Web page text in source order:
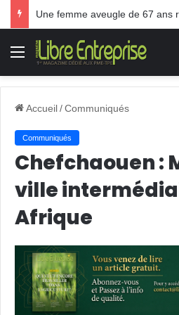
Menu
Accueil/Communiqués
Communiqués
Chefchaouen :
ville
Afrique